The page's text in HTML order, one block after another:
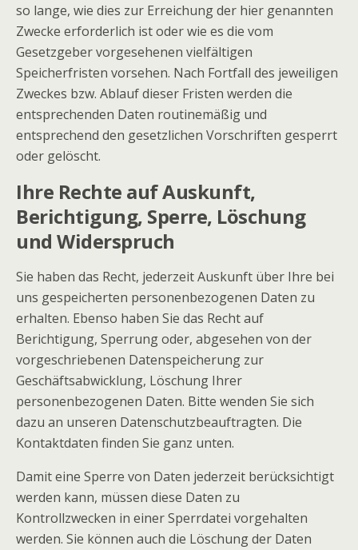
so lange, wie dies zur Erreichung der hier genannten
Zwecke erforderlich ist oder wie es die vom
Gesetzgeber vorgesehenen vielfältigen
Speicherfristen vorsehen. Nach Fortfall des jeweiligen
Zweckes bzw. Ablauf dieser Fristen werden die
entsprechenden Daten routinemäßig und
entsprechend den gesetzlichen Vorschriften gesperrt
oder gelöscht.
Ihre Rechte auf Auskunft,
Berichtigung, Sperre, Löschung
und Widerspruch
Sie haben das Recht, jederzeit Auskunft über Ihre bei
uns gespeicherten personenbezogenen Daten zu
erhalten. Ebenso haben Sie das Recht auf
Berichtigung, Sperrung oder, abgesehen von der
vorgeschriebenen Datenspeicherung zur
Geschäftsabwicklung, Löschung Ihrer
personenbezogenen Daten. Bitte wenden Sie sich
dazu an unseren Datenschutzbeauftragten. Die
Kontaktdaten finden Sie ganz unten.
Damit eine Sperre von Daten jederzeit berücksichtigt
werden kann, müssen diese Daten zu
Kontrollzwecken in einer Sperrdatei vorgehalten
werden. Sie können auch die Löschung der Daten